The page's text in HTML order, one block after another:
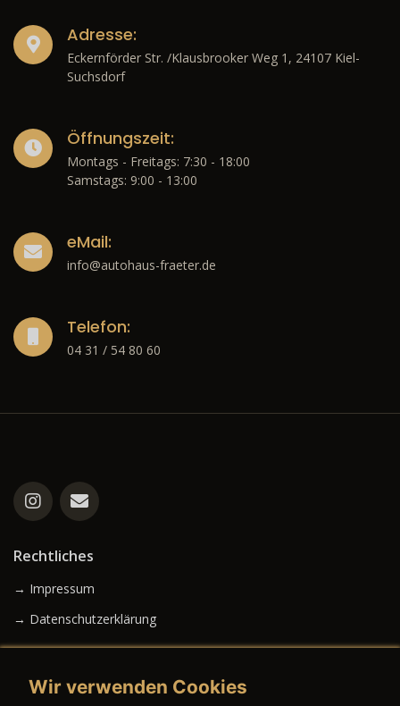
Adresse:
Eckernförder Str. /Klausbrooker Weg 1, 24107 Kiel-
Suchsdorf
Öffnungszeit:
Montags - Freitags: 7:30 - 18:00
Samstags: 9:00 - 13:00
eMail:
info@autohaus-fraeter.de
Telefon:
04 31 / 54 80 60
Rechtliches
→ Impressum
→ Datenschutzerklärung
Wir verwenden Cookies